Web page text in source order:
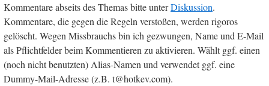
Kommentare abseits des Themas bitte unterDiskussion.
Kommentare, die gegen die Regeln verstoßen, werden rigoros
gelöscht. Wegen Missbrauchs bin ich gezwungen, Name und E-Mail
als Pflichtfelder beim Kommentieren zu aktivieren. Wählt ggf. einen
(noch nicht benutzten) Alias-Namen und verwendet ggf. eine
Dummy-Mail-Adresse (z.B. t@hotkev.com).